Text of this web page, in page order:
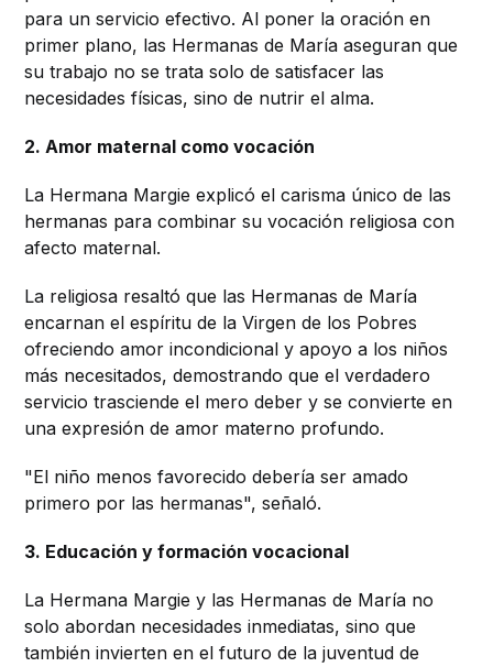
para un servicio efectivo. Al poner la oración en
primer plano, las Hermanas de María aseguran que
su trabajo no se trata solo de satisfacer las
necesidades físicas, sino de nutrir el alma.
2. Amor maternal como vocación
La Hermana Margie explicó el carisma único de las
hermanas para combinar su vocación religiosa con
afecto maternal.
La religiosa resaltó que las Hermanas de María
encarnan el espíritu de la Virgen de los Pobres
ofreciendo amor incondicional y apoyo a los niños
más necesitados, demostrando que el verdadero
servicio trasciende el mero deber y se convierte en
una expresión de amor materno profundo.
"El niño menos favorecido debería ser amado
primero por las hermanas", señaló.
3. Educación y formación vocacional
La Hermana Margie y las Hermanas de María no
solo abordan necesidades inmediatas, sino que
también invierten en el futuro de la juventud de